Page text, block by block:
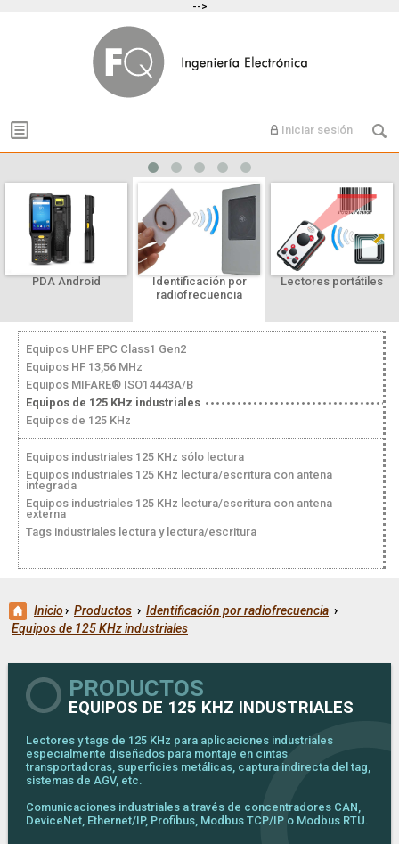
-->
Iniciar sesión
PDA Android
Identificación por
radiofrecuencia
Lectores portátiles
Equipos UHF EPC Class1 Gen2
Equipos HF 13,56 MHz
Equipos MIFARE® ISO14443A/B
Equipos de 125 KHz industriales
Equipos de 125 KHz
Equipos industriales 125 KHz sólo lectura
Equipos industriales 125 KHz lectura/escritura con antena
integrada
Equipos industriales 125 KHz lectura/escritura con antena
externa
Tags industriales lectura y lectura/escritura
Inicio› Productos › Identificación por radiofrecuencia ›
Equipos de 125 KHz industriales
PRODUCTOS
EQUIPOS DE 125 KHZ INDUSTRIALES
Lectores y tags de 125 KHz para aplicaciones industriales
especialmente diseñados para montaje en cintas
transportadoras, superficies metálicas, captura indirecta del tag,
sistemas de AGV, etc.
Comunicaciones industriales a través de concentradores CAN,
DeviceNet, Ethernet/IP, Profibus, Modbus TCP/IP o Modbus RTU.